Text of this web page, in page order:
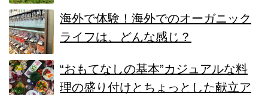
海外で体験！海外でのオーガニック
ライフは、どんな感じ？
“おもてなしの基本”カジュアルな料
理の盛り付けとちょっとした献立ア